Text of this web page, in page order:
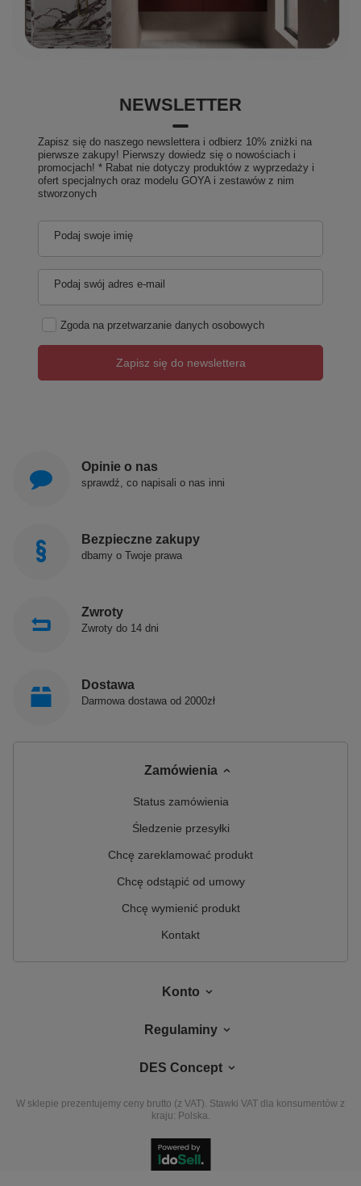
NEWSLETTER
Zapisz się do naszego newslettera i odbierz 10% zniżki na
pierwsze zakupy! Pierwszy dowiedz się o nowościach i
promocjach! * Rabat nie dotyczy produktów z wyprzedaży i
ofert specjalnych oraz modelu GOYA i zestawów z nim
stworzonych
Podaj swoje imię
Podaj swój adres e-mail
Zgoda na przetwarzanie danych osobowych
Zapisz się do newslettera
Opinie o nas
sprawdź, co napisali o nas inni
Bezpieczne zakupy
dbamy o Twoje prawa
Zwroty
Zwroty do 14 dni
Dostawa
Darmowa dostawa od 2000zł
Zamówienia
Status zamówienia
Śledzenie przesyłki
Chcę zareklamować produkt
Chcę odstąpić od umowy
Chcę wymienić produkt
Kontakt
Konto
Regulaminy
DES Concept
W sklepie prezentujemy ceny brutto (z VAT). Stawki VAT dla konsumentów z
kraju: Polska.